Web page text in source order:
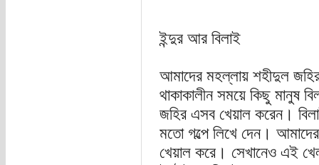
ইন্দুর আর বিলাই
আমাদের মহল্লায় শহীদুল
থাকাকালীন সময়ে কিছু মানুষ
জহির এসব খেয়াল করেন।
মতো গল্পে লিখে দেন।
খেয়াল করে। সেখানেও এই